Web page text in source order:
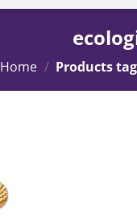
Home / Products